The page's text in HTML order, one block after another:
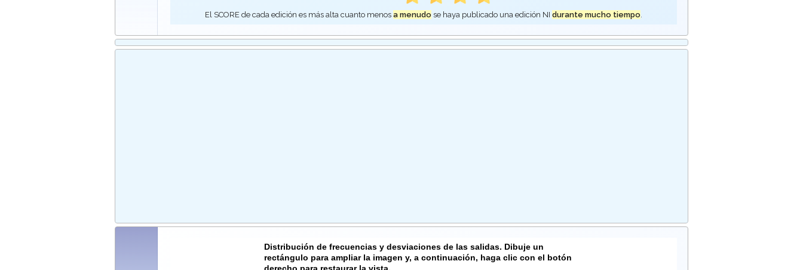
El SCORE de cada edición es más alta cuanto menos a menudo se haya publicado una edición NI durante mucho tiempo.
Distribución de frecuencias y desviaciones de las salidas. Dibuje un
rectángulo para ampliar la imagen y, a continuación, haga clic con el botón